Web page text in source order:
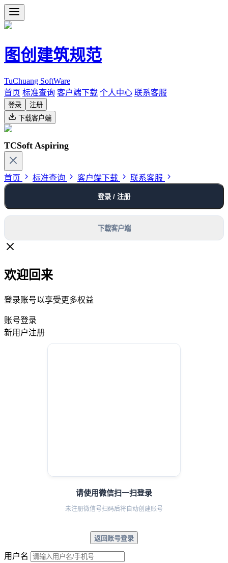
图创建筑规范
TuChuang SoftWare
首页 标准查询 客户端下载 个人中心 联系客服
登录
注册
下载客户端
TCSoft Aspiring
首页 标准查询 客户端下载 联系客服
登录 / 注册
下载客户端
欢迎回来
登录账号以享受更多权益
账号登录
新用户注册
请使用微信扫一扫登录
未注册微信号扫码后将自动创建账号
返回账号登录
用户名